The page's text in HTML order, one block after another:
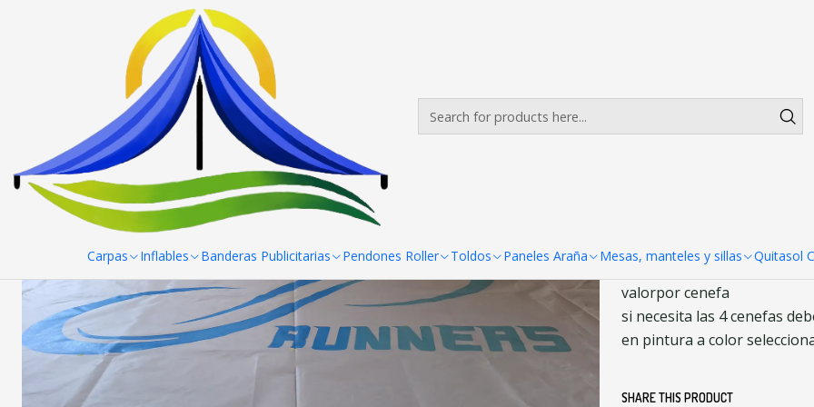
Carpas Inflables Banderas Publicitarias Pendones Roller Toldos Paneles Araña Mesas, manteles y sillas Quitasol
Trabajos hechos Impresiones Serigrafia 1 color en 1 Cenefa
|
Impresiones
Impresion en una cenefa a
valorpor cenefa
si necesita las 4 cenefas
en pintura a color
SHARE THIS PRODUCT